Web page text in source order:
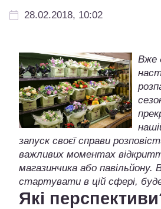
28.02.2018, 10:02
Вже
запуск своєї справи
важливих моментах
магазинчика або павільйону.
стартувати в цій сфері,
Які